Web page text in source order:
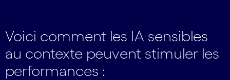
Voici comment les IA sensibles
au contexte peuvent stimuler les
performances :